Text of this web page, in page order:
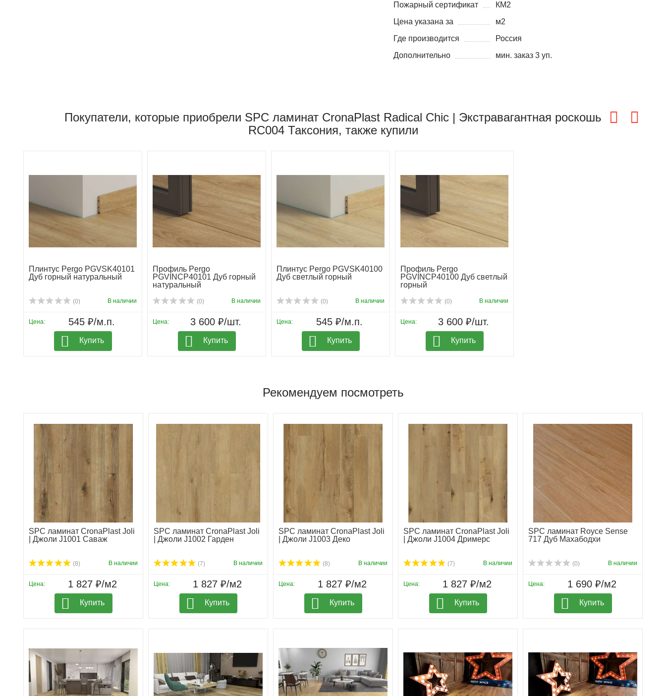
Пожарный сертификат
КМ2
Цена указана за
м2
Где производится
Россия
Дополнительно
мин. заказ 3 уп.
Покупатели, которые приобрели SPC ламинат CronaPlast Radical Chic | Экстравагантная роскошь
RC004 Таксония, также купили
Плинтус Pergo PGVSK40101
Дуб горный натуральный
(0) В наличии
Цена: 545 ₽/м.п.
Купить
Профиль Pergo
PGVINCP40101 Дуб горный
натуральный
(0) В наличии
Цена: 3 600 ₽/шт.
Купить
Плинтус Pergo PGVSK40100
Дуб светлый горный
(0) В наличии
Цена: 545 ₽/м.п.
Купить
Профиль Pergo
PGVINCP40100 Дуб светлый
горный
(0) В наличии
Цена: 3 600 ₽/шт.
Купить
Рекомендуем посмотреть
SPC ламинат CronaPlast Joli
| Джоли J1001 Саваж
(8) В наличии
Цена: 1 827 ₽/м2
Купить
SPC ламинат CronaPlast Joli
| Джоли J1002 Гарден
(7) В наличии
Цена: 1 827 ₽/м2
Купить
SPC ламинат CronaPlast Joli
| Джоли J1003 Деко
(8) В наличии
Цена: 1 827 ₽/м2
Купить
SPC ламинат CronaPlast Joli
| Джоли J1004 Дримерс
(7) В наличии
Цена: 1 827 ₽/м2
Купить
SPC ламинат Royce Sense
717 Дуб Махабодхи
(0) В наличии
Цена: 1 690 ₽/м2
Купить